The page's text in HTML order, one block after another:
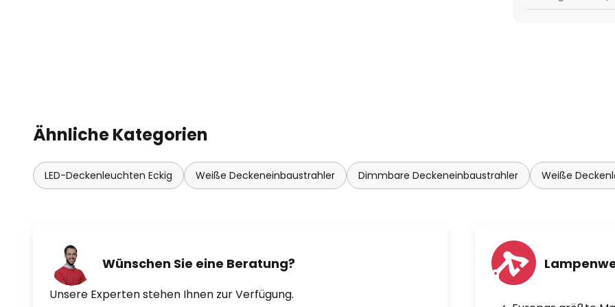
Ähnliche Kategorien
LED-Deckenleuchten Eckig Weiße Deckeneinbaustrahler Dimmbare Deckeneinbaustrahler Weiße
Wünschen Sie eine Beratung?
Unsere Experten stehen Ihnen zur Verfügung.